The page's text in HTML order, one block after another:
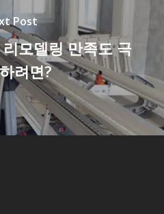
Post
모델링 만족도 극
려면?